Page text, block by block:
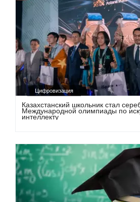
Цифровизация
Казахстанский школьник стал
Международной олимпиады по
интеллекту